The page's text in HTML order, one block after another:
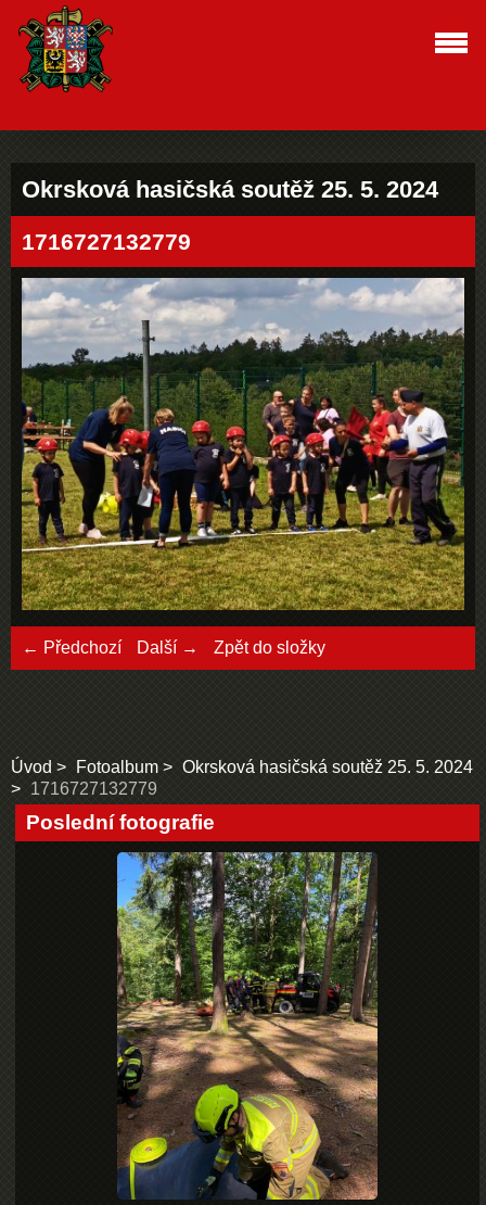
Okrsková hasičská soutěž 25. 5. 2024
1716727132779
← Předchozí Další → Zpět do složky
Úvod Fotoalbum
Okrsková hasičská soutěž 25. 5. 2024
1716727132779
Poslední fotografie